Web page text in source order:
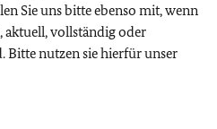
Sie uns bitte ebenso mit, wenn
aktuell, vollständig oder
Bitte nutzen sie hierfür unser